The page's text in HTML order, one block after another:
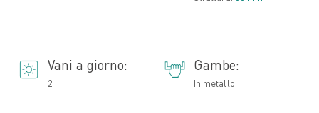
Vani a giorno:
2
Gambe:
In metallo